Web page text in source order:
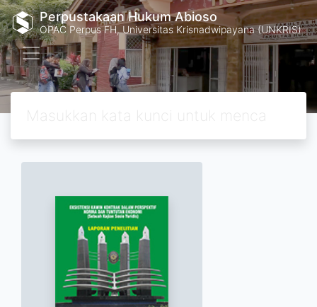
Perpustakaan Hukum Abioso
OPAC Perpus FH, Universitas Krisnadwipayana (UNKRIS)